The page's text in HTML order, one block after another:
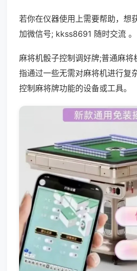
若你在仪器使用上需要帮助，想
加微信号; kkss8691 随时交流 。
麻将机骰子控制调好牌;普通麻将
指通过一些无需对麻将机进行复
控制麻将牌功能的设备或工具。